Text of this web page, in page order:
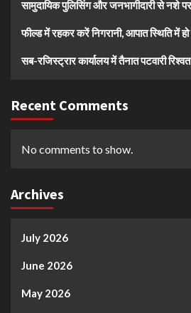
सामुदायिक पुलिसिंग और जनभागीदारी से नशे
फील्ड में रहकर करें निगरानी, आपात स्थिति में हो
सब-रजिस्ट्रार कार्यालय में तैनात पटवारी
Recent Comments
No comments to show.
Archives
July 2026
June 2026
May 2026